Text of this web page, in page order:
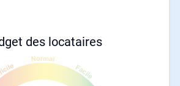
des locataires